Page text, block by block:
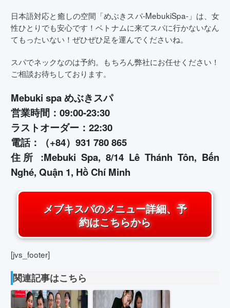
日本語対応と癒しの空間「めぶきスパ-MebukiSpa-」は、女
性ひとりでも安心です！ベトナムに来てスパに行かないなん
てもったいない！ぜひぜひ足を運んでくださいね。
スパでネックなのは予約。もちろん弊社にお任せください！
ご相談お待ちしております。
Mebuki spa めぶきスパ
営業時間：09:00-23:30
ラストオーダー：22:30
電話：（+84）931 780 865
住所 :Mebuki Spa, 8/14 Lê Thánh Tôn, Bến
Nghé, Quận 1, Hồ Chí Minh
メブキスパのメニュー詳細、予
約はこちらから
[jvs_footer]
関連記事はこちら